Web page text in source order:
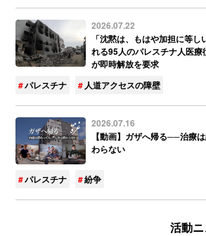
2026.07.22
「沈黙は、もはや加担に等
れる95人のパレスチナ人医
が即時解放を要求
パレスチナ
人道アクセスの障壁
2026.07.16
【動画】ガザへ帰る──治療
わらない
パレスチナ 紛争
活動